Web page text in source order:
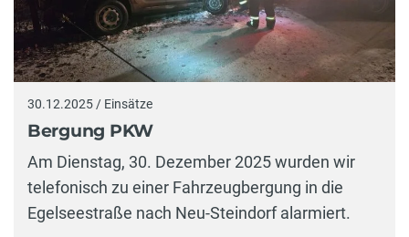
30.12.2025 / Einsätze
Bergung PKW
Am Dienstag, 30. Dezember 2025 wurden wir
telefonisch zu einer Fahrzeugbergung in die
Egelseestraße nach Neu-Steindorf alarmiert.